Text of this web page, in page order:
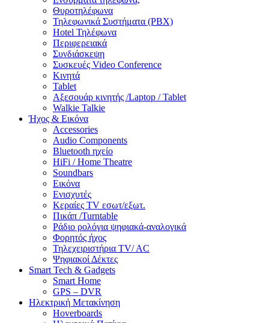
Θυροτηλέφωνα
Τηλεφωνικά Συστήματα (PBX)
Hotel Τηλέφωνα
Περιφερειακά
Συνδιάσκεψη
Συσκευές Video Conference
Κινητά
Tablet
Αξεσουάρ κινητής /Laptop / Tablet
Walkie Talkie
Ήχος & Εικόνα
Accessories
Audio Components
Bluetooth ηχείο
HiFi / Home Theatre
Soundbars
Εικόνα
Ενισχυτές
Κεραίες TV εσωτ/εξωτ.
Πικάπ /Turntable
Ράδιο ρολόγια ψηφιακά-αναλογικά
Φορητός ήχος
Τηλεχειριστήρια TV/ AC
Ψηφιακοί Δέκτες
Smart Tech & Gadgets
Smart Home
GPS – DVR
Ηλεκτρική Μετακίνηση
Hoverboards